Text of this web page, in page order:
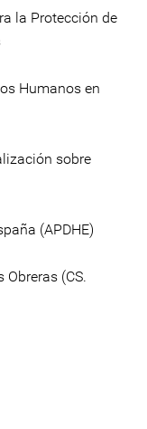
la Protección de
Humanos en
sobre
(APDHE)
(CS.